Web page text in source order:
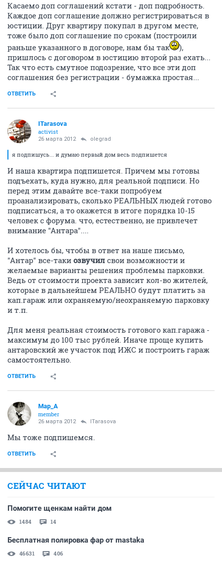
Касаемо доп соглашений кстати - доп подробность.
Каждое доп соглашение должно регистрироваться в
юстиции. Друг квартиру покупал в другом месте,
тоже было доп соглашение по срокам (построили
раньше указанного в договоре, нам бы так
),
пришлось с договором в юстицию второй раз ехать...
Так что есть смутное подозрение, что все эти доп
соглашения без регистрации - бумажка простая...
ОТВЕТИТЬ
ITarasova
activist
26 марта 2012 olegrad
я подпишусь... и думаю первый дом весь подпишется
И наша квартира подпишется. Причем мы готовы
подъехать, куда нужно, для реальной подписи. Но
перед этим давайте все-таки попробуем
проанализировать, сколько РЕАЛЬНЫХ людей готово
подписаться, а то окажется в итоге порядка 10-15
человек с форума. что, естественно, не привлечет
внимание "Антара"....
И хотелось бы, чтобы в ответ на наше письмо,
"Антар" все-таки озвучил свои возможности и
желаемые варианты решения проблемы парковки.
Ведь от стоимости проекта зависит кол-во жителей,
которые в дальнейшем РЕАЛЬНО будут платить за
кап.гараж или охраняемую/неохраняемую парковку
и т.п.
Для меня реальная стоимость готового кап.гаража -
максимум до 100 тыс рублей. Иначе проще купить
антаровский же участок под ИЖС и построить гараж
самостоятельно.
ОТВЕТИТЬ
Мар_А
member
26 марта 2012 ITarasova
Мы тоже подпишемся.
ОТВЕТИТЬ
СЕЙЧАС ЧИТАЮТ
Помогите щенкам найти дом
1484 14
Бесплатная полировка фар от mastaka
46631 406